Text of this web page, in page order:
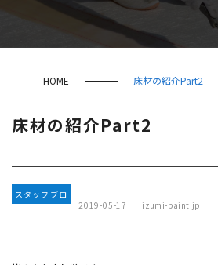
HOME 床材の紹介Part2
床材の紹介Part2
スタッフブロ
2019-05-17 izumi-paint.jp